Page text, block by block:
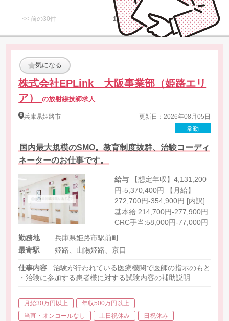
<< 前の30件 1 次の30件 >>
気になる
株式会社EPLink 大阪事業部（姫路エリ
ア）の放射線技師求人
兵庫県姫路市
更新日：2026年08月05日
常勤
国内最大規模のSMO。教育制度抜群、治験コーディ
ネーターのお仕事です。
給与
円-5,370,400円 【月給】
272,700円-354,900円 [内訳]
基本給:214,700円-277,900円
CRC手当:58,000円-77,000円
勤務地
兵庫県姫路市駅前町
最寄駅
姫路、山陽姫路、京口
仕事内容
治験が行われている医療機関で医師の指示のもと医
・治験に参加する患者様に対する試験内容の補助説明
・患者様との面談・服薬状況の確認
・診療・検査への同席
・院内スタッフへの連絡・調整
月給30万円以上
年収500万円以上
当直・オンコールなし
土日祝休み
日祝休み